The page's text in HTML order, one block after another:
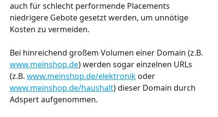
auch für schlecht performende Placements
niedrigere Gebote gesetzt werden, um unnötige
Kosten zu vermeiden.
Bei hinreichend großem Volumen einer Domain (z.B.
www.meinshop.de) werden sogar einzelnen URLs
(z.B. www.meinshop.de/elektronik oder
www.meinshop.de/haushalt) dieser Domain durch
Adspert aufgenommen.